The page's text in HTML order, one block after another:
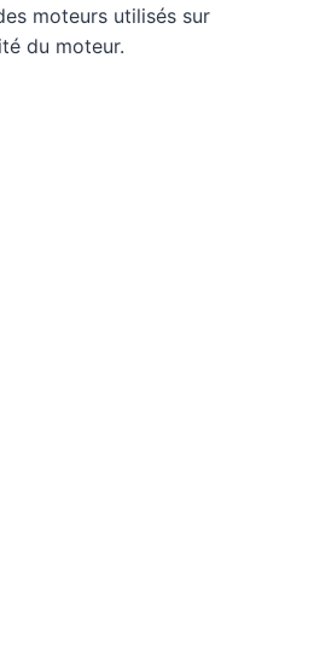
moteurs utilisés sur
du moteur.